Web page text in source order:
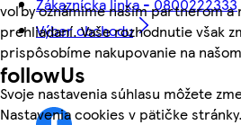
voľby oznámime našim partnerom a
prehliadaní. Vaše rozhodnutie však
prispôsobíme nakupovanie na
Svoje nastavenia súhlasu môžete
Nastavenia cookies v pätičke stránky.
Výber obchodu
followUs